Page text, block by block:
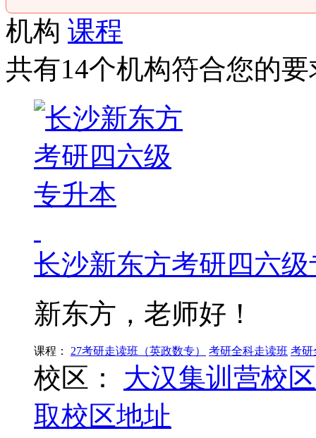
机构 课程
共有14个机构符合您的要
长沙新东方考研四六
新东方，老师好！
课程： 27考研走读班（英政数专） 考研全科走读班 考研
校区：
大汉集训营校区
取校区地址